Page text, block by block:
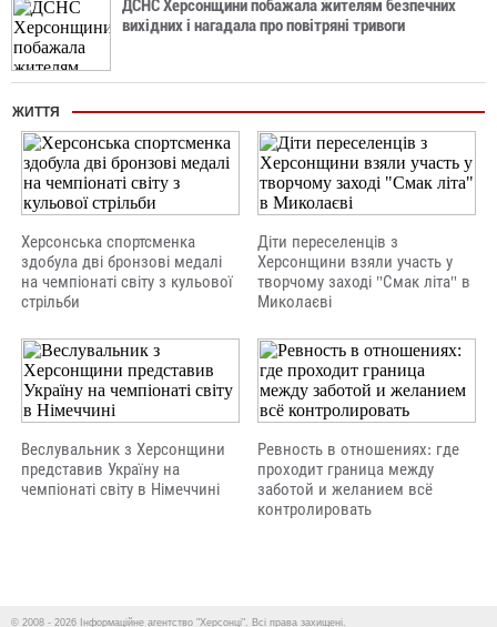
ДСНС Херсонщини побажала жителям безпечних
вихідних і нагадала про повітряні тривоги
ЖИТТЯ
Херсонська спортсменка
здобула дві бронзові медалі
на чемпіонаті світу з кульової
стрільби
Діти переселенців з
Херсонщини взяли участь у
творчому заході "Смак літа" в
Миколаєві
Веслувальник з Херсонщини
представив Україну на
чемпіонаті світу в Німеччині
Ревность в отношениях: где
проходит граница между
заботой и желанием всё
контролировать
© 2008 - 2026 Інформаційне агентство "Херсонці". Всі права захищені.